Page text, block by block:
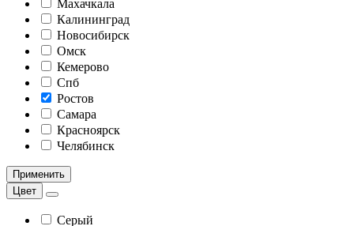
Махачкала
Калининград
Новосибирск
Омск
Кемерово
Спб
Ростов
Самара
Красноярск
Челябинск
Применить
Цвет
Серый